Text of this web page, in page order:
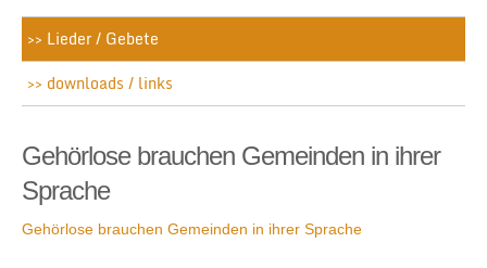
Lieder / Gebete
downloads / links
Gehörlose brauchen Gemeinden in ihrer
Sprache
Gehörlose brauchen Gemeinden in ihrer Sprache